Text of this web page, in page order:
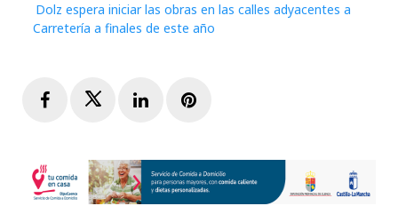
Dolz espera iniciar las obras en las calles adyacentes a
Carretería a finales de este año
FacebookTwitterLinkedInPinterest